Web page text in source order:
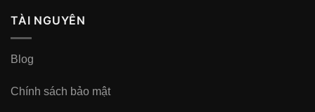
TÀI NGUYÊN
Blog
Chính sách bảo mật